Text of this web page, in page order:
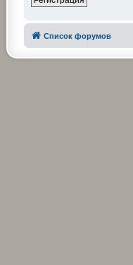
Список форумов